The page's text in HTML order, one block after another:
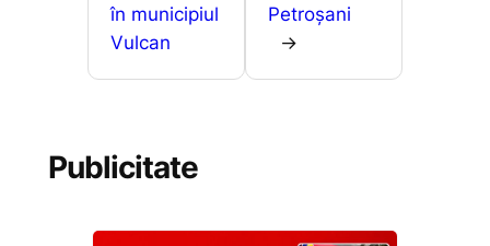
în municipiul
Vulcan
Petroșani
→
Publicitate